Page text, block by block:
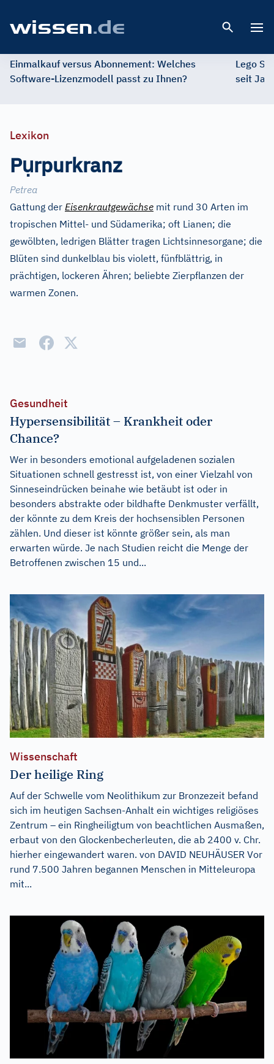
Einmalkauf versus Abonnement: Welches
Software-Lizenzmodell passt zu Ihnen?
Lego
seit
Lexikon
Pụrpurkranz
Petrea
Gattung der Eisenkrautgewächse mit rund 30 Arten im
tropischen Mittel- und Südamerika; oft Lianen; die
gewölbten, ledrigen Blätter tragen Lichtsinnesorgane; die
Blüten sind dunkelblau bis violett, fünfblättrig, in
prächtigen, lockeren Ähren; beliebte Zierpflanzen der
warmen Zonen.
Gesundheit
Hypersensibilität – Krankheit oder
Chance?
Wer in besonders emotional aufgeladenen sozialen
Situationen schnell gestresst ist, von einer Vielzahl von
Sinneseindrücken beinahe wie betäubt ist oder in
besonders abstrakte oder bildhafte Denkmuster verfällt,
der könnte zu dem Kreis der hochsensiblen Personen
zählen. Und dieser ist könnte größer sein, als man
erwarten würde. Je nach Studien reicht die Menge der
Betroffenen zwischen 15 und...
Wissenschaft
Der heilige Ring
Auf der Schwelle vom Neolithikum zur Bronzezeit befand
sich im heutigen Sachsen-Anhalt ein wichtiges religiöses
Zentrum – ein Ringheiligtum von beachtlichen Ausmaßen,
erbaut von den Glockenbecherleuten, die ab 2400 v. Chr.
hierher eingewandert waren. von DAVID NEUHÄUSER Vor
rund 7.500 Jahren begannen Menschen in Mitteleuropa
mit...